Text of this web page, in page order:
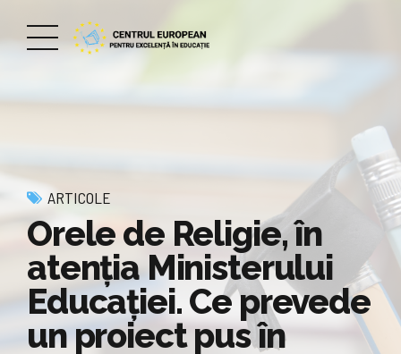
ARTICOLE
Orele de Religie, în
atenția Ministerului
Educației. Ce prevede
un proiect pus în